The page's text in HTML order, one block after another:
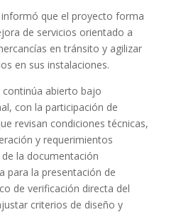
que el proyecto forma
de servicios orientado a
en tránsito y agilizar
en sus instalaciones.
continúa abierto bajo
con la participación de
revisan condiciones técnicas,
y requerimientos
la documentación
para la presentación de
de verificación directa del
criterios de diseño y